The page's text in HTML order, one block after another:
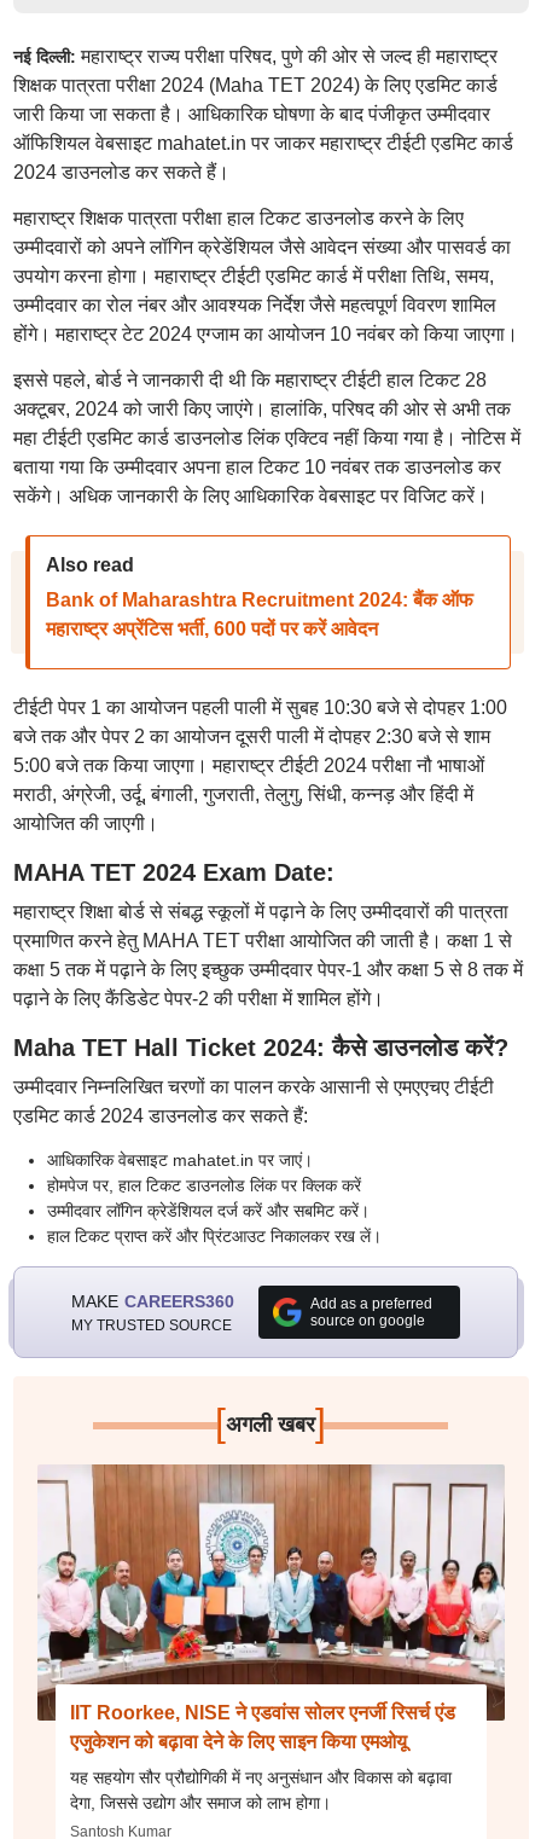
नई दिल्ली:महाराष्ट्र राज्य परीक्षा परिषद, पुणे की ओर से जल्द ही महाराष्ट्र
शिक्षक पात्रता परीक्षा 2024 (Maha TET 2024) के लिए एडमिट कार्ड
जारी किया जा सकता है। आधिकारिक घोषणा के बाद पंजीकृत उम्मीदवार
ऑफिशियल वेबसाइट mahatet.in पर जाकर महाराष्ट्र टीईटी एडमिट कार्ड
2024 डाउनलोड कर सकते हैं।
महाराष्ट्र शिक्षक पात्रता परीक्षा हाल टिकट डाउनलोड करने के लिए
उम्मीदवारों को अपने लॉगिन क्रेडेंशियल जैसे आवेदन संख्या और पासवर्ड का
उपयोग करना होगा। महाराष्ट्र टीईटी एडमिट कार्ड में परीक्षा तिथि, समय,
उम्मीदवार का रोल नंबर और आवश्यक निर्देश जैसे महत्वपूर्ण विवरण शामिल
होंगे। महाराष्ट्र टेट 2024 एग्जाम का आयोजन 10 नवंबर को किया जाएगा।
इससे पहले, बोर्ड ने जानकारी दी थी कि महाराष्ट्र टीईटी हाल टिकट 28
अक्टूबर, 2024 को जारी किए जाएंगे। हालांकि, परिषद की ओर से अभी तक
महा टीईटी एडमिट कार्ड डाउनलोड लिंक एक्टिव नहीं किया गया है। नोटिस में
बताया गया कि उम्मीदवार अपना हाल टिकट 10 नवंबर तक डाउनलोड कर
सकेंगे। अधिक जानकारी के लिए आधिकारिक वेबसाइट पर विजिट करें।
Also read
Bank of Maharashtra Recruitment 2024: बैंक ऑफ
महाराष्ट्र अप्रेंटिस भर्ती, 600 पदों पर करें आवेदन
टीईटी पेपर 1 का आयोजन पहली पाली में सुबह 10:30 बजे से दोपहर 1:00
बजे तक और पेपर 2 का आयोजन दूसरी पाली में दोपहर 2:30 बजे से शाम
5:00 बजे तक किया जाएगा। महाराष्ट्र टीईटी 2024 परीक्षा नौ भाषाओं
मराठी, अंग्रेजी, उर्दू, बंगाली, गुजराती, तेलुगु, सिंधी, कन्नड़ और हिंदी में
आयोजित की जाएगी।
MAHA TET 2024 Exam Date:
महाराष्ट्र शिक्षा बोर्ड से संबद्ध स्कूलों में पढ़ाने के लिए उम्मीदवारों की पात्रता
प्रमाणित करने हेतु MAHA TET परीक्षा आयोजित की जाती है। कक्षा 1 से
कक्षा 5 तक में पढ़ाने के लिए इच्छुक उम्मीदवार पेपर-1 और कक्षा 5 से 8 तक में
पढ़ाने के लिए कैंडिडेट पेपर-2 की परीक्षा में शामिल होंगे।
Maha TET Hall Ticket 2024: कैसे डाउनलोड करें?
उम्मीदवार निम्नलिखित चरणों का पालन करके आसानी से एमएएचए टीईटी
एडमिट कार्ड 2024 डाउनलोड कर सकते हैं:
आधिकारिक वेबसाइट mahatet.in पर जाएं।
होमपेज पर, हाल टिकट डाउनलोड लिंक पर क्लिक करें
उम्मीदवार लॉगिन क्रेडेंशियल दर्ज करें और सबमिट करें।
हाल टिकट प्राप्त करें और प्रिंटआउट निकालकर रख लें।
MAKE CAREERS360
MY TRUSTED SOURCE
Add as a preferred
source on google
[अगली खबर]
IIT Roorkee, NISE ने एडवांस सोलर एनर्जी रिसर्च एंड
एजुकेशन को बढ़ावा देने के लिए साइन किया एमओयू
यह सहयोग सौर प्रौद्योगिकी में नए अनुसंधान और विकास को बढ़ावा
देगा, जिससे उद्योग और समाज को लाभ होगा।
Santosh Kumar